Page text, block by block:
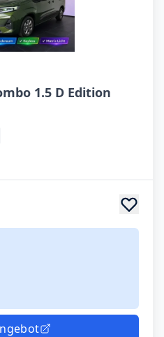
1.5 D Edition